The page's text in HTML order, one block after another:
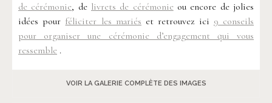
de cérémonie, de livrets de cérémonie ou encore de jolies
idées pour féliciter les mariés et retrouvez ici 9 conseils
pour organiser une cérémonie d’engagement qui vous
ressemble .
VOIR LA GALERIE COMPLÈTE DES IMAGES